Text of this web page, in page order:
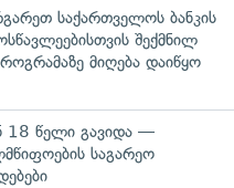
საქართველოს ბანკის
შექმნილ
მიღება დაიწყო
18 წელი გავიდა —
საგარეო